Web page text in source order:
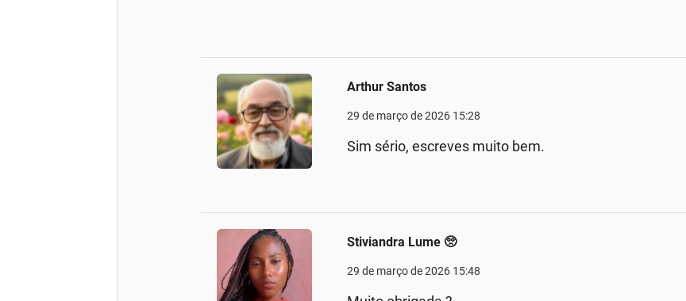
Arthur Santos
29 de março de 2026 15:28
Sim sério, escreves muito bem.
Stiviandra Lume 🥺
29 de março de 2026 15:48